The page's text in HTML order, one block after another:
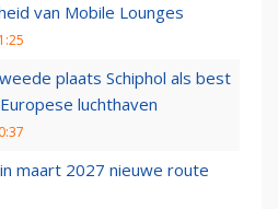
van Mobile Lounges
plaats Schiphol als best
luchthaven
maart 2027 nieuwe route